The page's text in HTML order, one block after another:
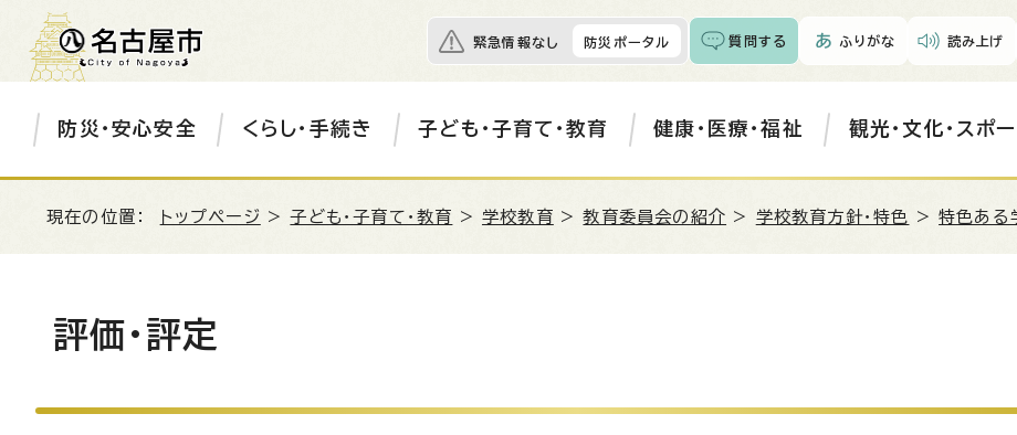
緊急情報なし 防災ポータル 質問する ふりがな 読み上げ
防災・安心安全 くらし・手続き 子ども・子育て・教育 健康・医療・福祉 観光・文化・スポ
現在の位置： トップページ >子ども・子育て・教育 >学校教育 >教育委員会の紹介 > 学校教育方針・特色 >特色ある
評価・評定